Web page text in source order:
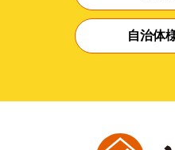
自治体